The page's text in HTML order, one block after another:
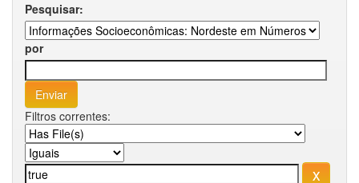
Pesquisar:
por
Filtros correntes: